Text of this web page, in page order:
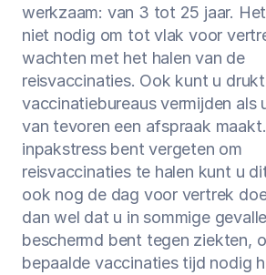
werkzaam: van 3 tot 25 jaar.
niet nodig om tot vlak voor
wachten met het halen van de
reisvaccinaties. Ook kunt u
vaccinatiebureaus vermijden als
van tevoren een afspraak
inpakstress bent vergeten om
reisvaccinaties te halen kunt u
ook nog de dag voor vertrek
dan wel dat u in sommige
beschermd bent tegen ziekten,
bepaalde vaccinaties tijd nodig